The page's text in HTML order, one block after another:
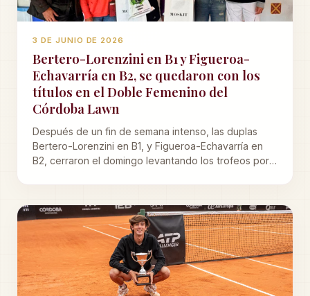
3 DE JUNIO DE 2026
Bertero-Lorenzini en B1 y Figueroa-
Echavarría en B2, se quedaron con los
títulos en el Doble Femenino del
Córdoba Lawn
Después de un fin de semana intenso, las duplas
Bertero-Lorenzini en B1, y Figueroa-Echavarría en
B2, cerraron el domingo levantando los trofeos por